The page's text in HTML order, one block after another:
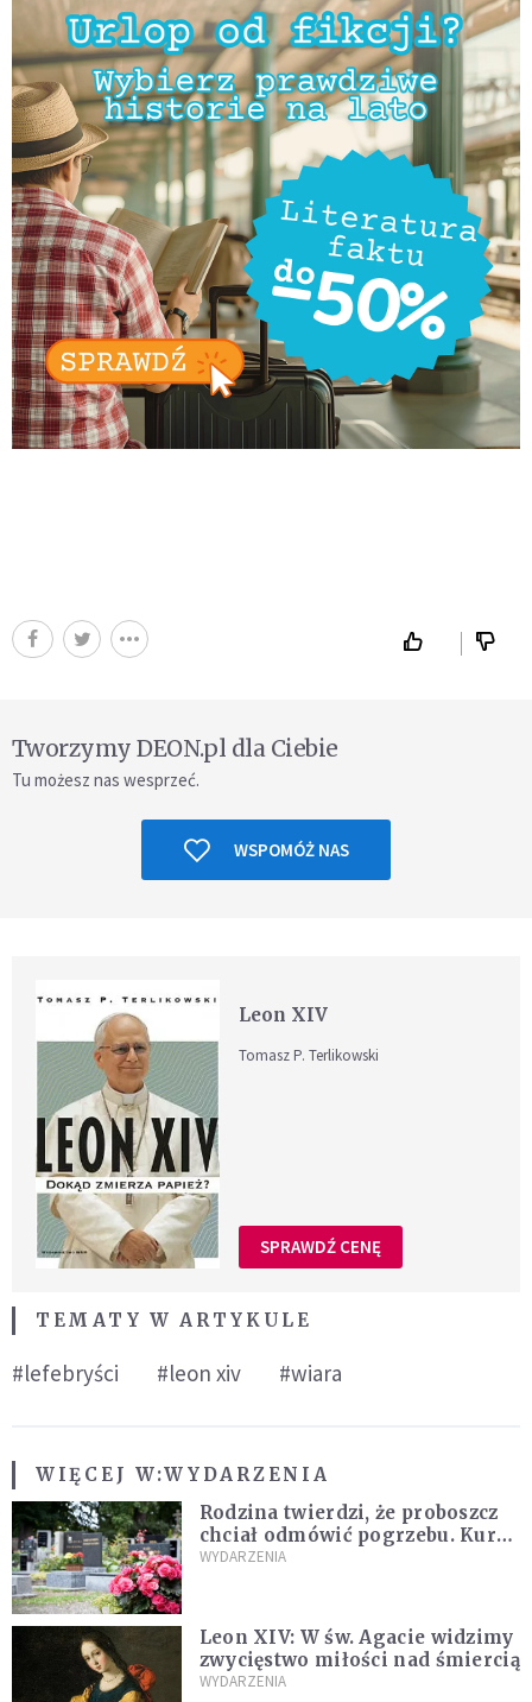
Tworzymy DEON.pl dla Ciebie
Tu możesz nas wesprzeć.
WSPOMÓŻ NAS
Leon XIV
Tomasz P. Terlikowski
SPRAWDŹ CENĘ
TEMATY W ARTYKULE
#lefebryści #leon xiv #wiara
WIĘCEJ W:WYDARZENIA
Rodzina twierdzi, że proboszcz
chciał odmówić pogrzebu. Kuria
zapowiada wyjaśnienia
WYDARZENIA
Leon XIV: W św. Agacie widzimy
zwycięstwo miłości nad śmiercią
WYDARZENIA